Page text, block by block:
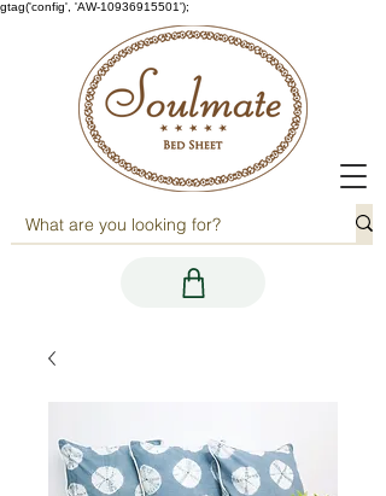
gtag('config', 'AW-10936915501');